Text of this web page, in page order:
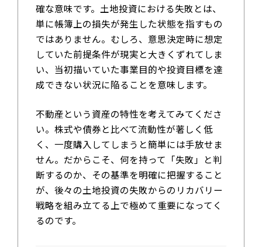
確な意味です。土地投資における失敗とは、
単に帳簿上の損失が発生した状態を指すもの
ではありません。むしろ、意思決定時に想定
していた前提条件が現実と大きくずれてしま
い、当初描いていた事業目的や投資目標を達
成できない状況に陥ることを意味します。
不動産という資産の特性を考えてみてくださ
い。株式や債券と比べて流動性が著しく低
く、一度購入してしまうと簡単には手放せま
せん。だからこそ、何を持って「失敗」と判
断するのか、その基準を明確に把握すること
が、後々の土地投資の失敗からのリカバリー
戦略を組み立てる上で極めて重要になってく
るのです。